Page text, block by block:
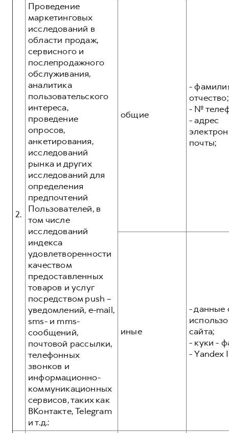
2.
Проведение
маркетинговых
исследований в
области продаж,
сервисного и
послепродажного
обслуживания,
аналитика
пользовательского
интереса,
проведение
опросов,
анкетирования,
исследований
рынка и других
исследований для
определения
предпочтений
Пользователей, в
том числе
исследований
индекса
удовлетворенности
качеством
предоставленных
товаров и услуг
посредством push –
уведомлений, e-mail,
sms- и mms-
сообщений,
почтовой рассылки,
телефонных
звонков и
информационно-
коммуникационных
сервисов, таких как
ВКонтакте, Telegram
и т.д.:
общие
-
отчество;
- №
- адрес
почты;
иные
- данные
сайта;
- куки -
- Yandex